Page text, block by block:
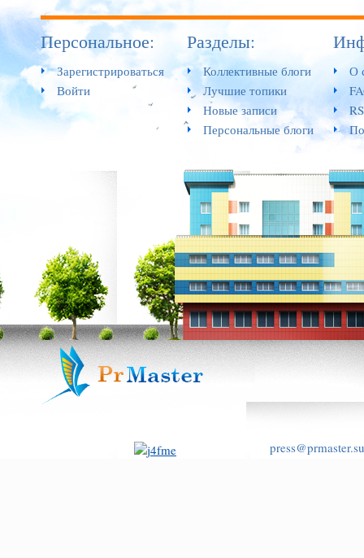
Персональное:
Зарегистрироваться
Войти
Разделы:
Коллективные блоги
Лучшие топики
Новые записи
Персональные блоги
О
press@prmaster.su